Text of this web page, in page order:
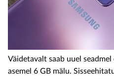
Väidetavalt saab uuel
asemel 6 GB mälu.